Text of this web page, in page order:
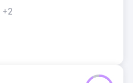
+2